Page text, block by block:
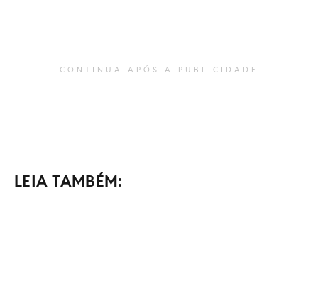
CONTINUA APÓS A PUBLICIDADE
LEIA TAMBÉM: